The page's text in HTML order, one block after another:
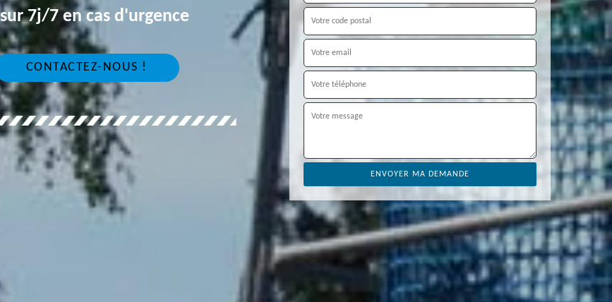
7j/7 en cas d'urgence
CONTACTEZ-NOUS !